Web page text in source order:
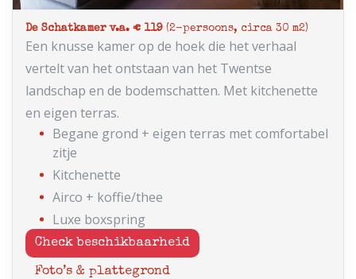
De Schatkamer v.a. € 119 (2-persoons, circa 30 m2)
Een knusse kamer op de hoek die het verhaal
vertelt van het ontstaan van het Twentse
landschap en de bodemschatten. Met kitchenette
en eigen terras.
Begane grond + eigen terras met comfortabel
zitje
Kitchenette
Airco + koffie/thee
Luxe boxspring
Check beschikbaarheid
Foto’s & plattegrond